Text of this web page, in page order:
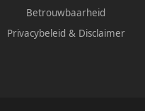
Betrouwbaarheid
Privacybeleid & Disclaimer